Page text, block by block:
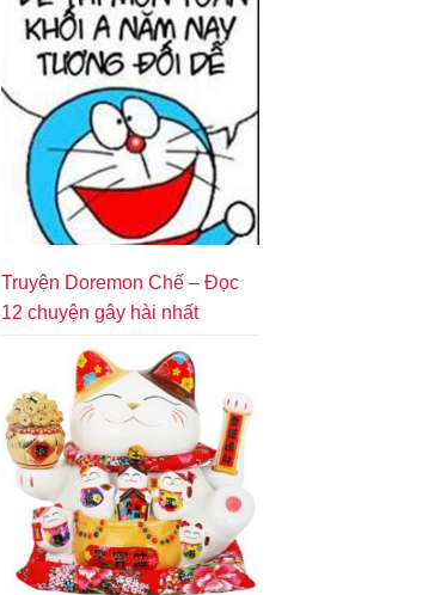
Truyện Doremon Chế – Đọc
12 chuyện gây hài nhất